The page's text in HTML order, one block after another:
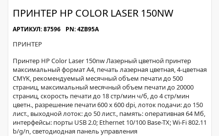
ПРИНТЕР HP COLOR LASER 150NW
АРТИКУЛ: 87596 PN: 4ZB95A
ПРИНТЕР
Принтер HP Color Laser 150nw Лазерный цветной принтер
максимальный формат A4, печать лазерная цветная, 4-цветная
CMYK, рекомендуемый месячный объем печати до 500
страниц, максимальный месячный объем печати до 20000
страниц, скорость печати до 18 стр/мин ч/б, до 4 стр/мин
цветн., разрешение печати 600 x 600 dpi, лоток подачи: до 150
лист., выходной лоток: до 50 лист., память: оперативная 64 Мб,
интерфейсы: порты USB 2.0; Ethernet 10/100 Base-TX; Wi-Fi 802.11
b/g/n, светодиодная панель управления